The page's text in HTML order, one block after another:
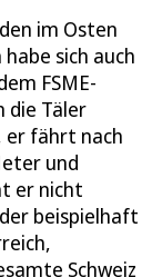
im Osten
sich auch
FSME-
die Täler
er fährt nach
und
er nicht
beispielhaft
Schweiz